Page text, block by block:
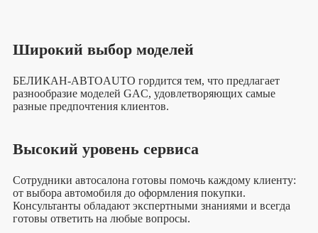
Широкий выбор моделей
БЕЛИКАН-АВТОAUTO гордится тем, что предлагает
разнообразие моделей GAC, удовлетворяющих самые
разные предпочтения клиентов.
Высокий уровень сервиса
Сотрудники автосалона готовы помочь каждому клиенту:
от выбора автомобиля до оформления покупки.
Консультанты обладают экспертными знаниями и всегда
готовы ответить на любые вопросы.